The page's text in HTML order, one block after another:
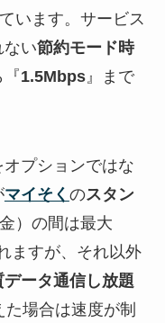
います。サービス
ない節約モード時
『1.5Mbps』まで
オプションではな
マイそく のスタン
）の間は最大
ますが、それ以外
データ通信し放題
た場合は速度が制